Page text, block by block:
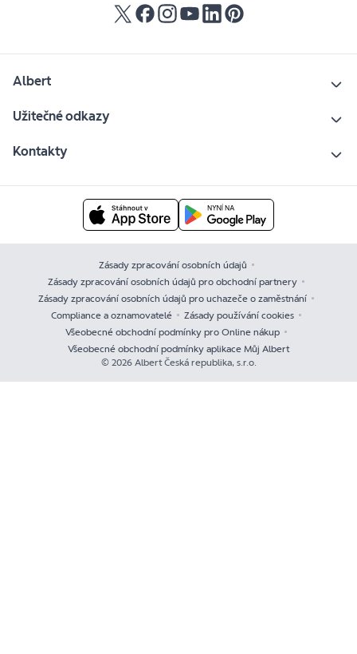
Albert
Užitečné odkazy
Kontakty
Zásady zpracování osobních údajů
Zásady zpracování osobních údajů pro obchodní partnery
Zásady zpracování osobních údajů pro uchazeče o zaměstnání
Compliance a oznamovatelé
Zásady používání cookies
Všeobecné obchodní podmínky pro Online nákup
Všeobecné obchodní podmínky aplikace Můj Albert
© 2026 Albert Česká republika, s.r.o.